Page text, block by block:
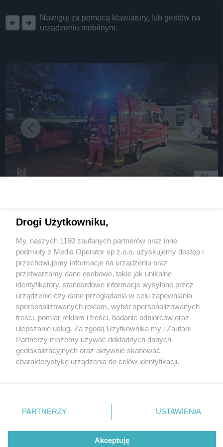
Nawiguj za pomocą klawiatury, lub gestów na
urządzeniu mobilnym.
fot:
doleciał!
5 / 5
3641 1615150125
Wróć do artykułu:
Do szpitala prywatnym samochodem. LPR nie
doleciał!
Wydawca mediów lokalnych
Nie zapomnij
zapoznać się z:
polityką prywatności regulamin korzystania z portali
Twojemiasto
Piekary Śląskie
Chorzów
Tarnowskie Góry
Gliwice
Skontakuj sięz nami
Kontakt
Wydawca
Redakcja
Drogi Użytkowniku,
My, naszych 1160 zaufanych partnerów oraz inne
podmioty z Media Operator sp z.o.o. uzyskujemy dostęp i
przechowujemy informacje na urządzeniu oraz
przetwarzamy dane osobowe, takie jak unikalne
identyfikatory, standardowe informacje wysyłane przez
urządzenie czy dane przeglądania w celu zapewniania
spersonalizowanych reklam, wybór spersonalizowanych
treści, pomiar reklam i treści, badanie odbiorców oraz
ulepszanie usług. Za zgodą Użytkownika my i Zaufani
Partnerzy możemy używać dokładnych danych
geolokalizacyjnych oraz aktywnie skanować
charakterystykę urządzenia do celów identyfikacji.
zmienić/wycofać klikając przycisk ustawień prywatności
znajdujący się w lewym dolnym rogu strony
rodzaje przetwarzania danych nie wymagają zgody
użytkownika, ale masz prawo sprzeciwić się takiemu
PARTNERZY USTAWIENIA
Akceptuję